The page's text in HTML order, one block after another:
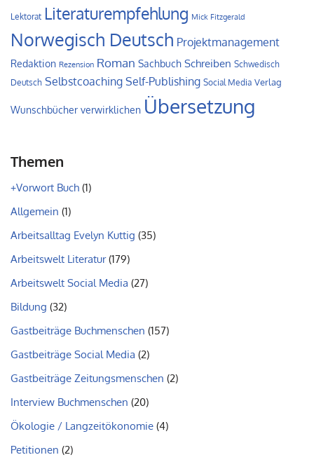
Lektorat Literaturempfehlung Mick Fitzgerald
Norwegisch Deutsch Projektmanagement
Redaktion Rezension Roman Sachbuch Schreiben Schwedisch
Deutsch Selbstcoaching Self-Publishing Social Media Verlag
Wunschbücher verwirklichen Übersetzung
Themen
+Vorwort Buch (1)
Allgemein (1)
Arbeitsalltag Evelyn Kuttig (35)
Arbeitswelt Literatur(179)
Arbeitswelt Social Media (27)
Bildung (32)
Gastbeiträge Buchmenschen (157)
Gastbeiträge Social Media (2)
Gastbeiträge Zeitungsmenschen (2)
Interview Buchmenschen (20)
Ökologie / Langzeitökonomie (4)
Petitionen (2)